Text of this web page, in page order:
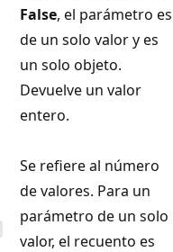
False, el parámetro es
de un solo valor y es
un solo objeto.
Devuelve un valor
entero.
Se refiere al número
de valores. Para un
parámetro de un solo
valor, el recuento es